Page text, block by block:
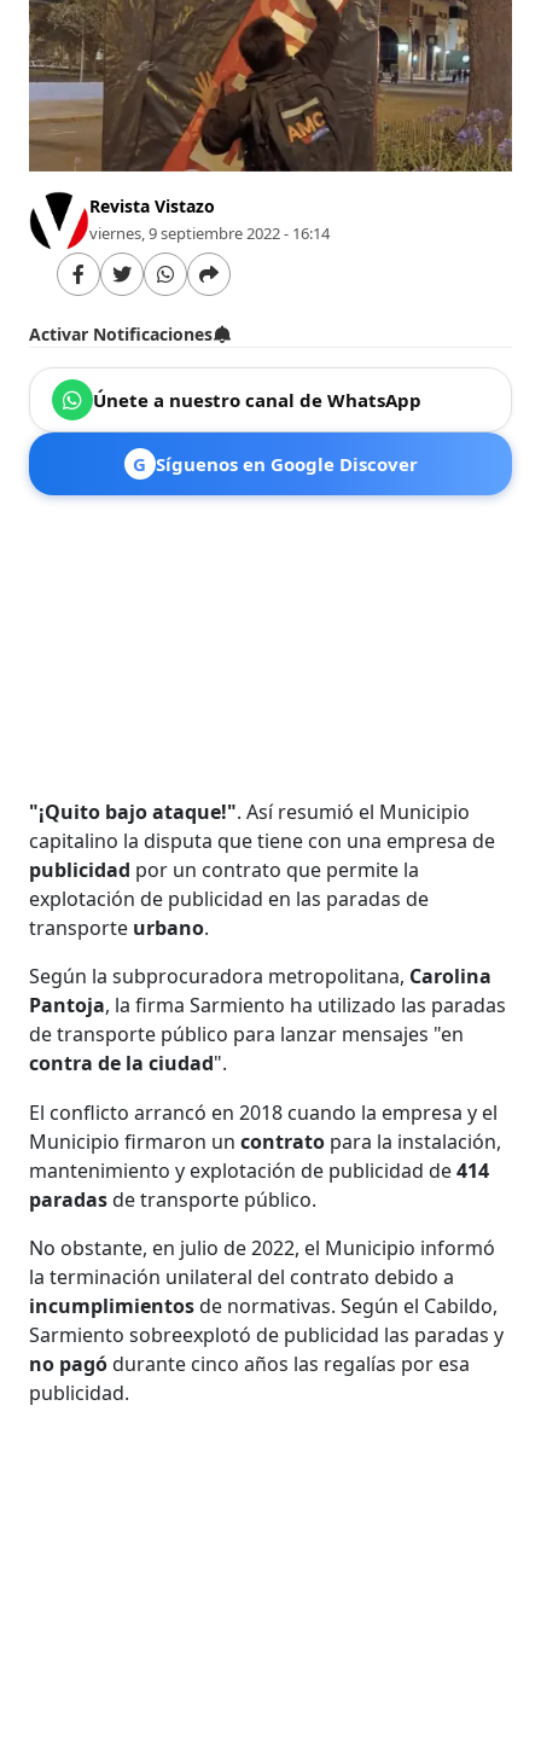
Revista Vistazo
viernes, 9 septiembre 2022 - 16:14
Activar Notificaciones
Únete a nuestro canal de WhatsApp
G Síguenos en Google Discover
"¡Quito bajo ataque!". Así resumió el Municipio
capitalino la disputa que tiene con una empresa de
publicidad por un contrato que permite la
explotación de publicidad en las paradas de
transporte urbano.
Según la subprocuradora metropolitana, Carolina
Pantoja, la firma Sarmiento ha utilizado las paradas
de transporte público para lanzar mensajes "en
contra de la ciudad".
El conflicto arrancó en 2018 cuando la empresa y el
Municipio firmaron un contrato para la instalación,
mantenimiento y explotación de publicidad de414
paradasde transporte público.
No obstante, en julio de 2022, el Municipio informó
la terminación unilateral del contrato debido a
incumplimientosde normativas. Según el Cabildo,
Sarmiento sobreexplotó de publicidad las paradas y
no pagódurante cinco años las regalías por esa
publicidad.